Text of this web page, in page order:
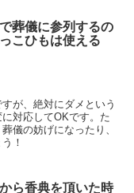
葬儀に参列するの
こひもは使える
が、絶対にダメという
対応してOKです。た
儀の妨げになったり、
！
ら香典を頂いた時